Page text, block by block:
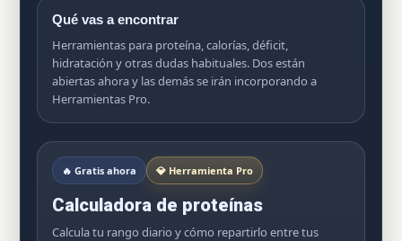
Qué vas a encontrar
Herramientas para proteína, calorías, déficit,
hidratación y otras dudas habituales. Dos están
abiertas ahora y las demás se irán incorporando a
Herramientas Pro.
🔥 Gratis ahora 💎 Herramienta Pro
Calculadora de proteínas
Calcula tu rango diario y cómo repartirlo entre tus